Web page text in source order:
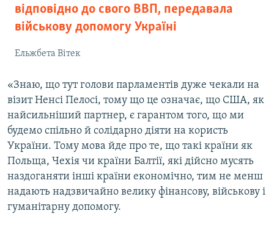
відповідно до свого ВВП, передавала
військову допомогу Україні
Ельжбета Вітек
«Знаю, що тут голови парламентів дуже чекали на
візит Ненсі Пелосі, тому що це означає, що США, як
найсильніший партнер, є гарантом того, що ми
будемо спільно й солідарно діяти на користь
України. Тому мова йде про те, що такі країни як
Польща, Чехія чи країни Балтії, які дійсно мусять
наздоганяти інші країни економічно, тим не менш
надають надзвичайно велику фінансову, військову і
гуманітарну допомогу.